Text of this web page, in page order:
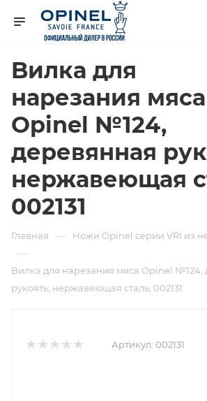
Bилка для
нарезания мяса
Opinel №124,
деревянная
нержавеющая
002131
Главная — Ножи Opinel серии VRI из
—
Bилка для нарезания мяса Opinel №124,
рукоять, нержавеющая сталь, 002131
Артикул: 002131